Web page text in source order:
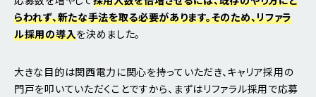
らわれず、新たな手法を取る必要があります。そのため、リファラ
ル採用の導入を決めました。
大きな目的は関西電力に関心を持っていただき、キャリア採用の
門戸を叩いていただくことですから、まずはリファラル採用で応募